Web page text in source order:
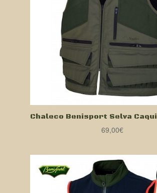
Chaleco Benisport Selva Caqui
69,00€